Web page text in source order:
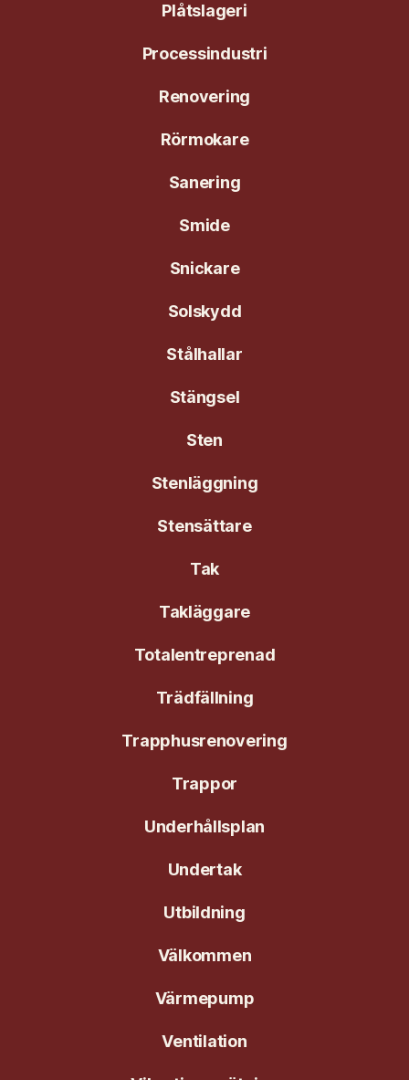
Plåtslageri
Processindustri
Renovering
Rörmokare
Sanering
Smide
Snickare
Solskydd
Stålhallar
Stängsel
Sten
Stenläggning
Stensättare
Tak
Takläggare
Totalentreprenad
Trädfällning
Trapphusrenovering
Trappor
Underhållsplan
Undertak
Utbildning
Välkommen
Värmepump
Ventilation